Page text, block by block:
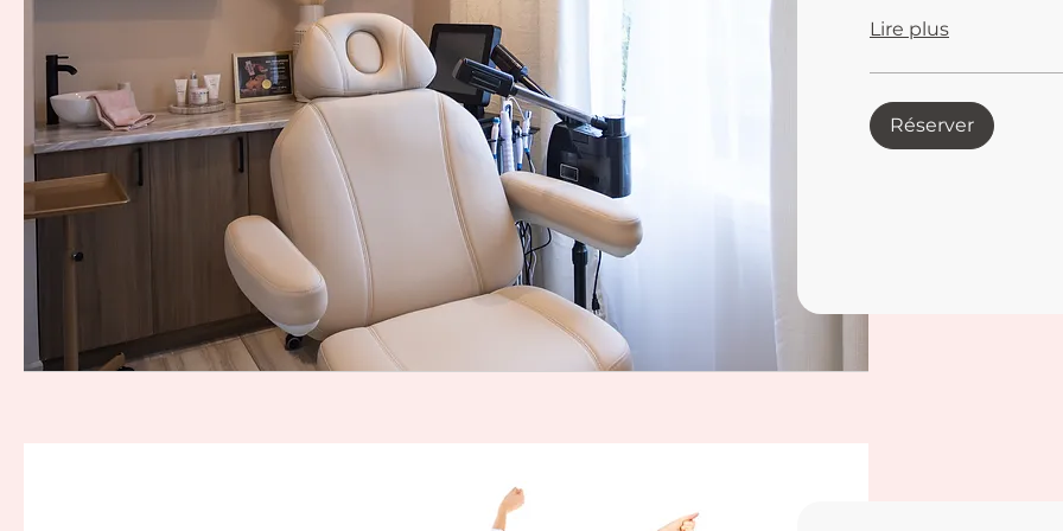
Lire plus
Réserver